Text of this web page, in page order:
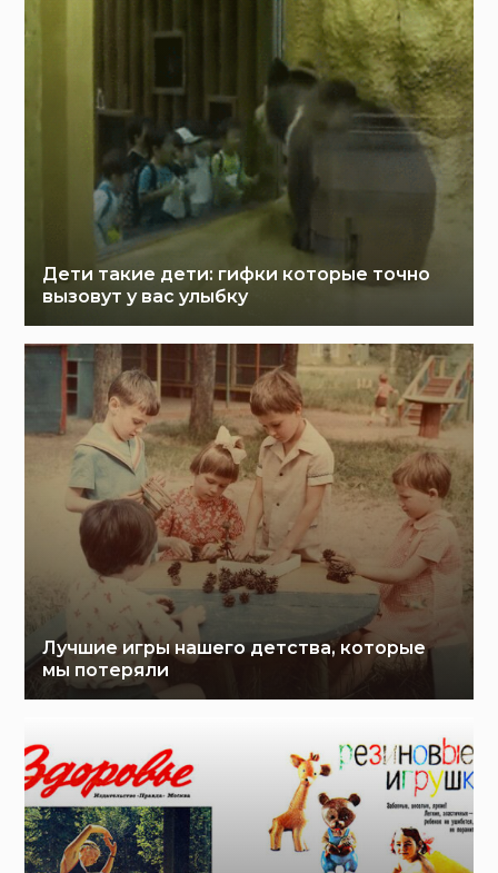
Дети такие дети: гифки которые точно
вызовут у вас улыбку
Лучшие игры нашего детства, которые
мы потеряли